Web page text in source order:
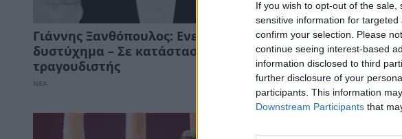
If you wish to opt-out of the
sensitive information for
confirm your selection. Please
continue seeing interest-based
information disclosed to third
further disclosure of your
participants. This information
Downstream Participants that
Γιάννης Ξανθόπουλος: Ενεπλάκη σε τροχαίο
δυστύχημα – Σε κατάσταση σοκ ο
τραγουδιστής
ΝΕΑ
Δώρα
το
CELEBRITIES